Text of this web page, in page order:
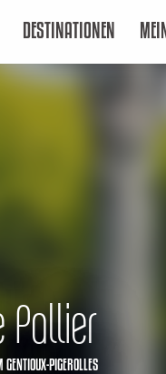
DESTINATIONEN
Pallier
GENTIOUX-PIGEROLLES